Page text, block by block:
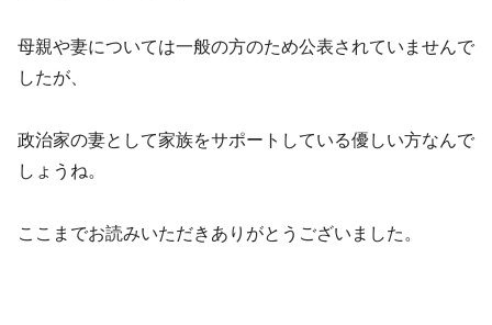
母親や妻については一般の方のため公表されていませんで
したが、
政治家の妻として家族をサポートしている優しい方なんで
しょうね。
ここまでお読みいただきありがとうございました。